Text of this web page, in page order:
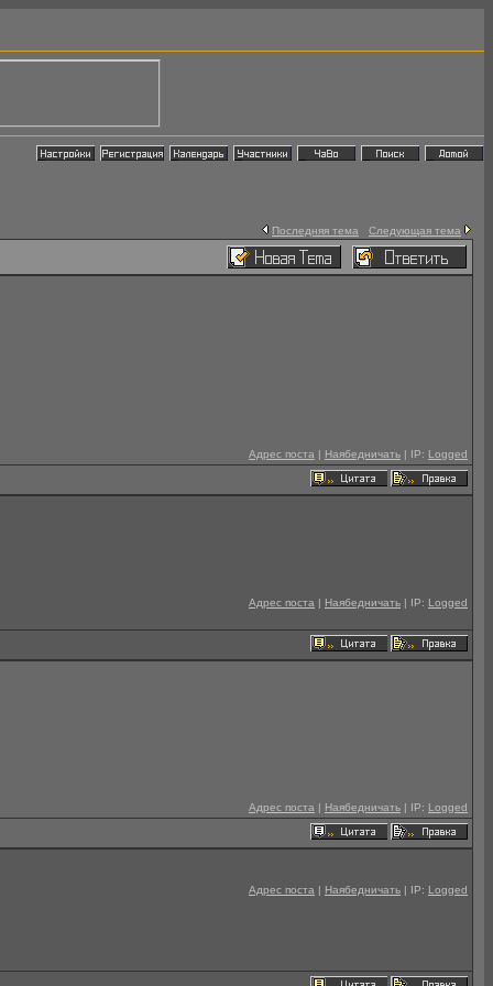
Последняя тема Следующая тема
Адрес поста | Наябедничать | IP: Logged
Адрес поста | Наябедничать | IP: Logged
Адрес поста | Наябедничать | IP: Logged
Адрес поста | Наябедничать | IP: Logged